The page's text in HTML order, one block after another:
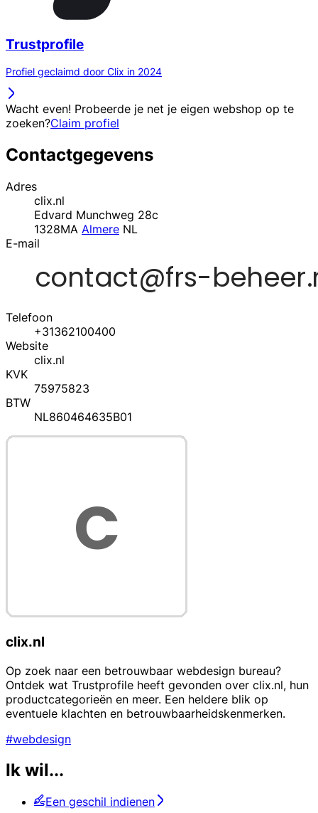
Trustprofile
Profiel geclaimd door Clix in 2024
Wacht even! Probeerde je net je eigen webshop op te
zoeken?Claim profiel
Contactgegevens
Adres
clix.nl
Edvard Munchweg 28c
1328MA Almere NL
E-mail
Telefoon
+31362100400
Website
clix.nl
KVK
75975823
BTW
NL860464635B01
clix.nl
Op zoek naar een betrouwbaar webdesign bureau?
Ontdek wat Trustprofile heeft gevonden over clix.nl, hun
productcategorieën en meer. Een heldere blik op
eventuele klachten en betrouwbaarheidskenmerken.
#webdesign
Ik wil...
Een geschil indienen